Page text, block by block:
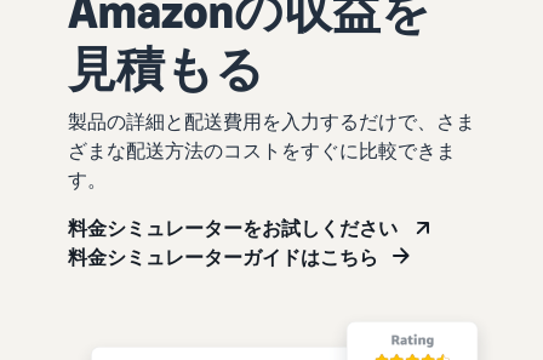
見積もる
製品の詳細と配送費用を入力するだけで、さま
ざまな配送方法のコストをすぐに比較できま
す。
料金シミュレーターをお試しください
料金シミュレーターガイドはこちら